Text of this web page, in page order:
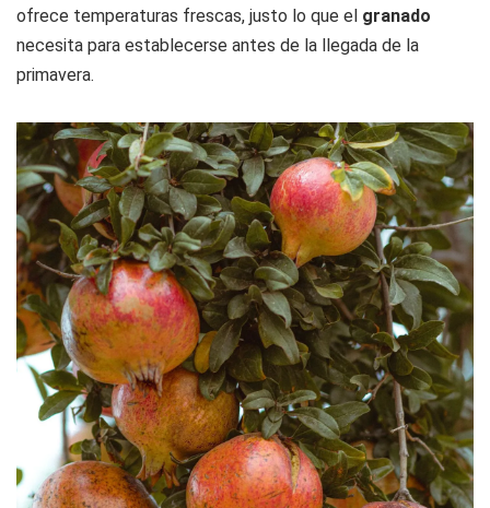
ofrece temperaturas frescas, justo lo que el granado
necesita para establecerse antes de la llegada de la
primavera.